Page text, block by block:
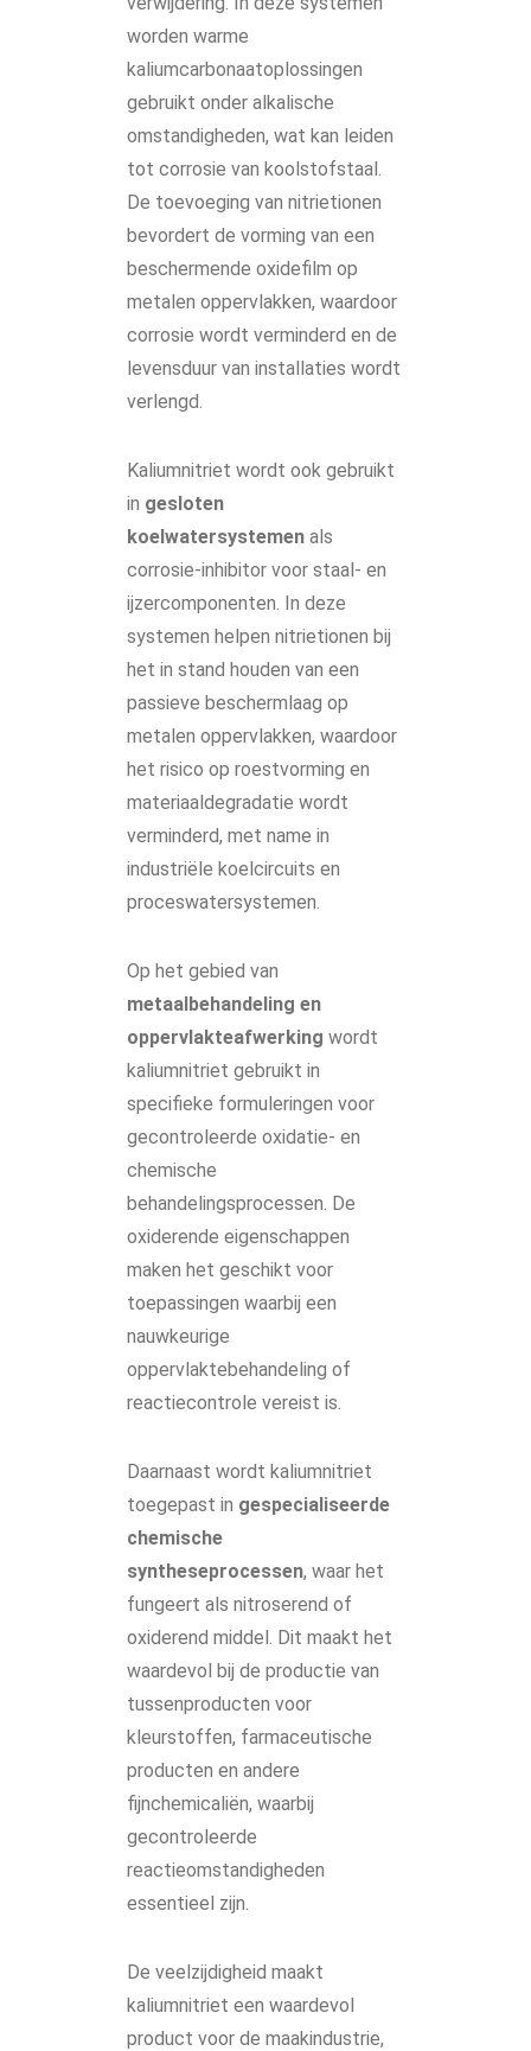
worden warme
kaliumcarbonaatoplossingen
gebruikt onder alkalische
omstandigheden, wat kan leiden
tot corrosie van koolstofstaal.
De toevoeging van nitrietionen
bevordert de vorming van een
beschermende oxidefilm op
metalen oppervlakken, waardoor
corrosie wordt verminderd en de
levensduur van installaties wordt
verlengd.
Kaliumnitriet wordt ook gebruikt
in gesloten
koelwatersystemenals
corrosie-inhibitor voor staal- en
ijzercomponenten. In deze
systemen helpen nitrietionen bij
het in stand houden van een
passieve beschermlaag op
metalen oppervlakken, waardoor
het risico op roestvorming en
materiaaldegradatie wordt
verminderd, met name in
industriële koelcircuits en
proceswatersystemen.
Op het gebied van
metaalbehandeling en
oppervlakteafwerking wordt
kaliumnitriet gebruikt in
specifieke formuleringen voor
gecontroleerde oxidatie- en
chemische
behandelingsprocessen. De
oxiderende eigenschappen
maken het geschikt voor
toepassingen waarbij een
nauwkeurige
oppervlaktebehandeling of
reactiecontrole vereist is.
Daarnaast wordt kaliumnitriet
toegepast in gespecialiseerde
chemische
syntheseprocessen, waar het
fungeert als nitroserend of
oxiderend middel. Dit maakt het
waardevol bij de productie van
tussenproducten voor
kleurstoffen, farmaceutische
producten en andere
fijnchemicaliën, waarbij
gecontroleerde
reactieomstandigheden
essentieel zijn.
De veelzijdigheid maakt
kaliumnitriet een waardevol
product voor de maakindustrie,